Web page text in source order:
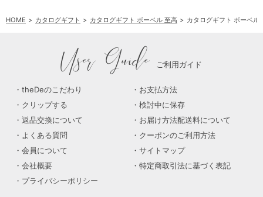
HOME カタログギフト カタログギフト ボーベル 至高 カタログギフト ボーベ
User Guide ご利用ガイド
theDeのこだわり
お支払方法
クリップする
検討中に保存
返品交換について
お届け方法配送料について
よくある質問
クーポンのご利用方法
会員について
サイトマップ
会社概要
特定商取引法に基づく表記
プライバシーポリシー